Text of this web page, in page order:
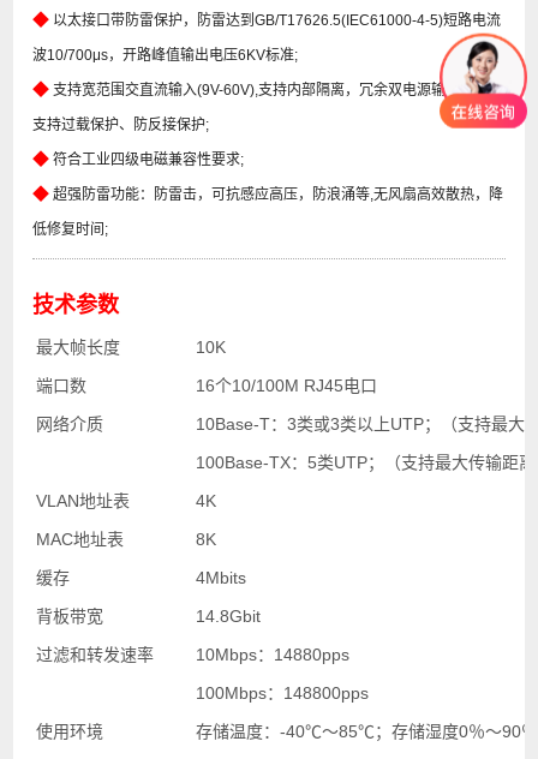
◆ 以太接口带防雷保护，防雷达到GB/T17626.5(IEC61000-4-5)短路电流
波10/700μs，开路峰值输出电压6KV标准;
◆ 支持宽范围交直流输入(9V-60V),支持内部隔离，冗余双电源输入,电源
支持过载保护、防反接保护;
◆ 符合工业四级电磁兼容性要求;
◆ 超强防雷功能：防雷击，可抗感应高压，防浪涌等,无风扇高效散热，降
低修复时间;
技术参数
最大帧长度
10K
端口数
16个10/100M RJ45电口
网络介质
10Base-T：3类或3类以上UTP；（支持最大
100Base-TX：5类UTP；（支持最大传输距
VLAN地址表
4K
MAC地址表
8K
缓存
4Mbits
背板带宽
14.8Gbit
过滤和转发速率
10Mbps：14880pps
100Mbps：148800pps
使用环境
存储温度：-40℃～85℃；存储湿度0％～90